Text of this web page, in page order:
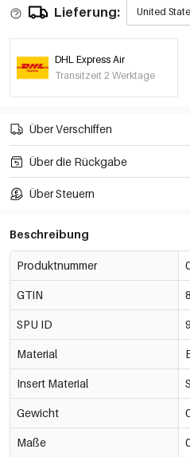
Lieferung: United
DHL Express Air
Transitzeit 2 Werktage
Über Verschiffen
Über die Rückgabe
Über Steuern
Beschreibung
Produktnummer
GTIN
SPU ID
Material
Insert Material
Gewicht
Maße